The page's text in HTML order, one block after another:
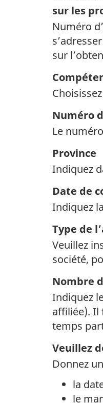
sur les
Numéro
sur
Numéro
Le
Province
Indiquez
Date de
Indiquez
Type de
Veuillez
société,
Nombre
Indiquez
affiliée). Il
temps
Veuillez
Donnez
la
le